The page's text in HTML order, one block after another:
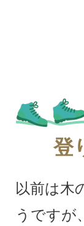
登
以前は木
うですが